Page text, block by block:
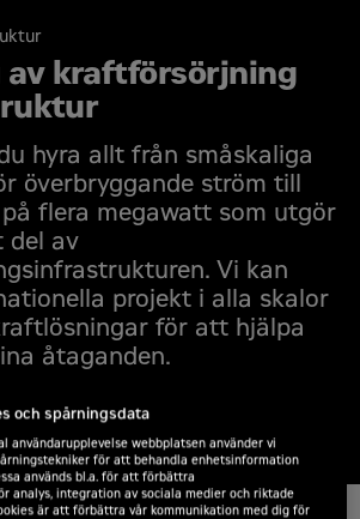
kraftförsörjning
hyra allt från småskaliga
överbryggande ström till
flera megawatt som utgör
del av
Vi kan
projekt i alla skalor
för att hjälpa
åtaganden.
och spårningsdata
användarupplevelse webbplatsen använder vi
för att behandla enhetsinformation
används bl.a. för att förbättra
analys, integration av sociala medier och riktade
är att förbättra vår kommunikation med dig för